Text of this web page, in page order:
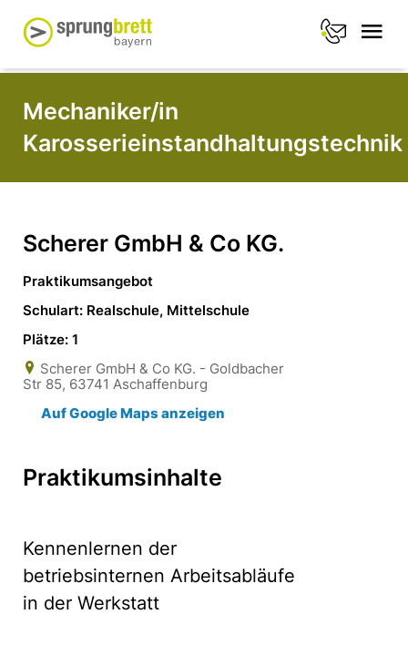
Mechaniker/in
Karosserieinstandhaltungstechnik
Scherer GmbH & Co KG.
Praktikumsangebot
Schulart: Realschule, Mittelschule
Plätze: 1
Scherer GmbH & Co KG. - Goldbacher
Str 85, 63741 Aschaffenburg
Auf Google Maps anzeigen
Praktikumsinhalte
Kennenlernen der
betriebsinternen Arbeitsabläufe
in der Werkstatt